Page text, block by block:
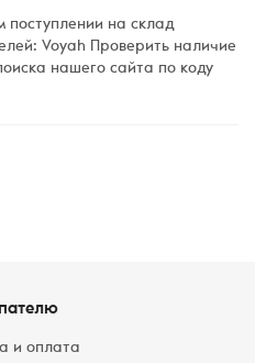
на склад
Voyah Проверить наличие
нашего сайта по коду
и оплата